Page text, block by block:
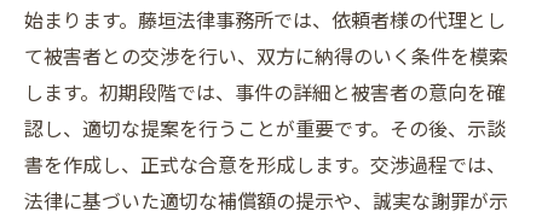
始まります。藤垣法律事務所では、依頼者様の代理とし
て被害者との交渉を行い、双方に納得のいく条件を模索
します。初期段階では、事件の詳細と被害者の意向を確
認し、適切な提案を行うことが重要です。その後、示談
書を作成し、正式な合意を形成します。交渉過程では、
法律に基づいた適切な補償額の提示や、誠実な謝罪が示